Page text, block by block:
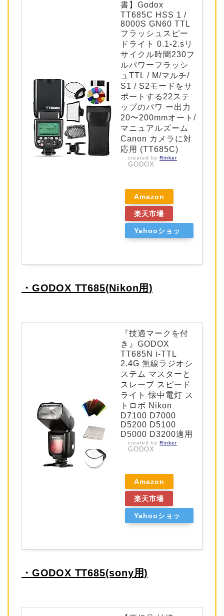
書】Godox
TT685C HSS 1 /
8000S GN60 TTL
フラッシュスピー
ドライト 0.1-2.sリ
サイクル時間230フ
ルパワーフラッシ
ュTTL / M/マルチ/
S1 / S2モードをサ
ポートする22ステ
ップのパワ ー出力
20〜200mmオート/
マニュアルズーム
Canon カメラに対
応用 (TT685C)
created by Rinker
GODOX
Amazon
楽天市場
Yahooショッ
・GODOX TT685(Nikon用)
『技適マークを付
き』GODOX
TT685N i-TTL
2.4G 無線ラジオシ
ステム マスターと
スレーブ スピード
ライト 懐中電灯 ス
トロボ Nikon
D7100 D7000
D5200 D5100
D5000 D3200適用
created by Rinker
GODOX
Amazon
楽天市場
Yahooショッ
・GODOX TT685(sony用)